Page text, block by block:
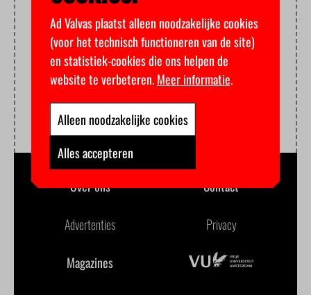
Over ons Contact
Advertenties Privacy
Magazines
Ad Valvas plaatst alleen noodzakelijke cookies
(voor het technisch functioneren van de site)
en statistiek-cookies die ons helpen de
website te verbeteren.Meer informatie.
Alleen noodzakelijke cookies
Alles accepteren